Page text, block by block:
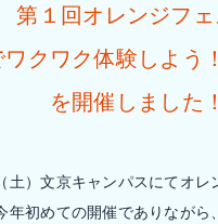
第１回オレンジフェ
ワクワク体験しよう
を開催しました！
土）文京キャンパスにてオレ
年初めての開催でありながら